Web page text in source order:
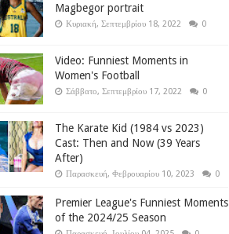
Magbegor portrait
Κυριακή, Σεπτεμβρίου 18, 2022 0
Video: Funniest Moments in
Women's Football
Σάββατο, Σεπτεμβρίου 17, 2022 0
The Karate Kid (1984 vs 2023)
Cast: Then and Now (39 Years
After)
Παρασκευή, Φεβρουαρίου 10, 2023 0
Premier League's Funniest Moments
of the 2024/25 Season